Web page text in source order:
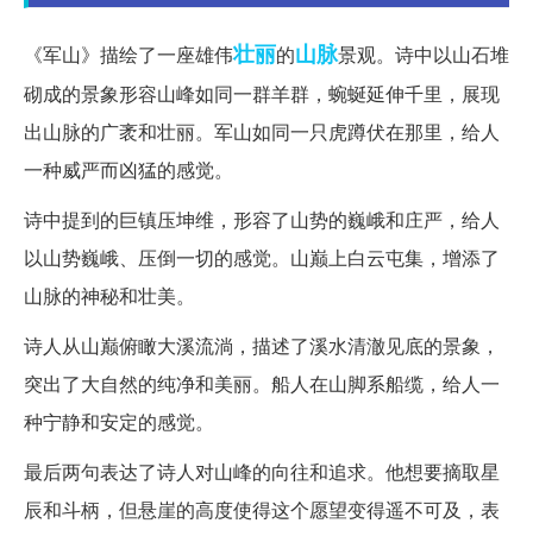
《军山》描绘了一座雄伟壮丽的山脉景观。诗中以山石堆
砌成的景象形容山峰如同一群羊群，蜿蜒延伸千里，展现
出山脉的广袤和壮丽。军山如同一只虎蹲伏在那里，给人
一种威严而凶猛的感觉。
诗中提到的巨镇压坤维，形容了山势的巍峨和庄严，给人
以山势巍峨、压倒一切的感觉。山巅上白云屯集，增添了
山脉的神秘和壮美。
诗人从山巅俯瞰大溪流淌，描述了溪水清澈见底的景象，
突出了大自然的纯净和美丽。船人在山脚系船缆，给人一
种宁静和安定的感觉。
最后两句表达了诗人对山峰的向往和追求。他想要摘取星
辰和斗柄，但悬崖的高度使得这个愿望变得遥不可及，表